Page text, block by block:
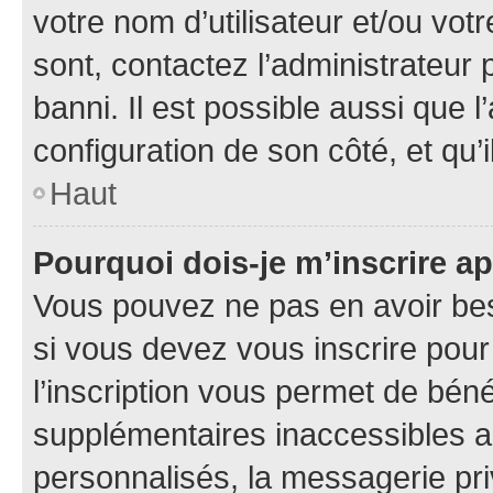
votre nom d’utilisateur et/ou
sont, contactez l’administrateur
banni. Il est possible aussi que
configuration de son côté, et
Haut
Pourquoi dois-je m’inscrire
Vous pouvez ne pas en avoir
si vous devez vous inscrire
l’inscription vous permet de
supplémentaires inaccessibles
personnalisés, la messagerie